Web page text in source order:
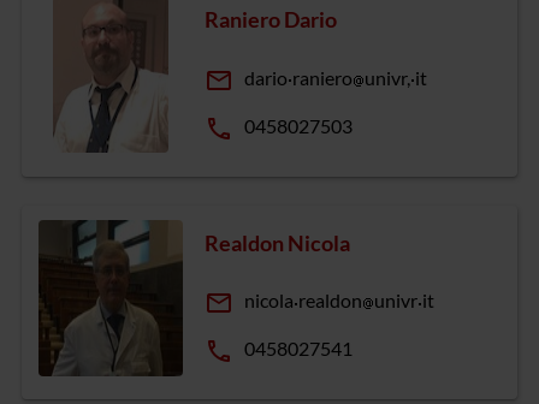
Raniero Dario
email dario raniero univr, it
phone 0458027503
Realdon Nicola
email nicola realdon univr it
phone 0458027541